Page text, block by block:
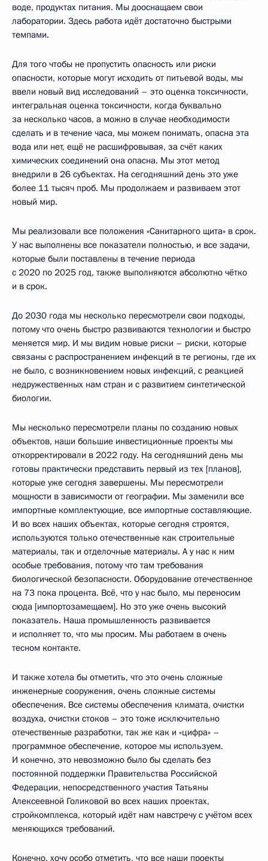
воде, продуктах питания. Мы дооснащаем свои
лаборатории. Здесь работа идёт достаточно быстрыми
темпами.
Для того чтобы не пропустить опасность или риски
опасности, которые могут исходить от питьевой воды, мы
ввели новый вид исследований – это оценка токсичности,
интегральная оценка токсичности, когда буквально
за несколько часов, а можно в случае необходимости
сделать и в течение часа, мы можем понимать, опасна эта
вода или нет, ещё не расшифровывая, за счёт каких
химических соединений она опасна. Мы этот метод
внедрили в 26 субъектах. На сегодняшний день это уже
более 11 тысяч проб. Мы продолжаем и развиваем этот
новый мир.
Мы реализовали все положения «Санитарного щита» в срок.
У нас выполнены все показатели полностью, и все задачи,
которые были поставлены в течение периода
с 2020 по 2025 год, также выполняются абсолютно чётко
и в срок.
До 2030 года мы несколько пересмотрели свои подходы,
потому что очень быстро развиваются технологии и быстро
меняется мир. И мы видим новые риски – риски, которые
связаны с распространением инфекций в те регионы, где их
не было, с возникновением новых инфекций, с реакцией
недружественных нам стран и с развитием синтетической
биологии.
Мы несколько пересмотрели планы по созданию новых
объектов, наши большие инвестиционные проекты мы
откорректировали в 2022 году. На сегодняшний день мы
готовы практически представить первый из тех [планов],
которые уже сегодня завершены. Мы пересмотрели
мощности в зависимости от географии. Мы заменили все
импортные комплектующие, все импортные составляющие.
И во всех наших объектах, которые сегодня строятся,
используются только отечественные как строительные
материалы, так и отделочные материалы. А у нас к ним
особые требования, потому что там требования
биологической безопасности. Оборудование отечественное
на 73 пока процента. Всё, что у нас было, мы переносим
сюда [импортозамещаем]. Но это уже очень высокий
показатель. Наша промышленность развивается
и исполняет то, что мы просим. Мы работаем в очень
тесном контакте.
И также хотела бы отметить, что это очень сложные
инженерные сооружения, очень сложные системы
обеспечения. Все системы обеспечения климата, очистки
воздуха, очистки стоков – это тоже исключительно
отечественные разработки, так же как и «цифра» –
программное обеспечение, которое мы используем.
И конечно, это невозможно было бы сделать без
постоянной поддержки Правительства Российской
Федерации, непосредственного участия Татьяны
Алексеевной Голиковой во всех наших проектах,
стройкомплекса, который идёт нам навстречу с учётом всех
меняющихся требований.
Конечно, хочу особо отметить, что все наши проекты